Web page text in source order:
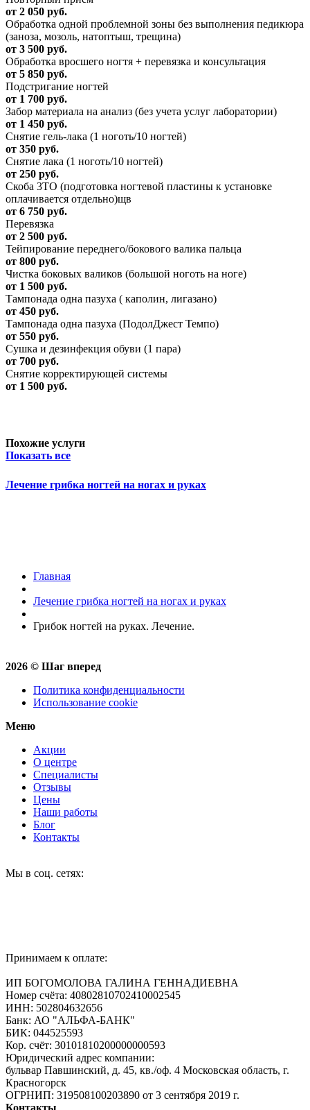
от 2 050 руб.
Обработка одной проблемной зоны без выполнения педикюра
(заноза, мозоль, натоптыш, трещина)
от 3 500 руб.
Обработка вросшего ногтя + перевязка и консультация
от 5 850 руб.
Подстригание ногтей
от 1 700 руб.
Забор материала на анализ (без учета услуг лаборатории)
от 1 450 руб.
Снятие гель-лака (1 ноготь/10 ногтей)
от 350 руб.
Снятие лака (1 ноготь/10 ногтей)
от 250 руб.
Скоба 3ТО (подготовка ногтевой пластины к установке
оплачивается отдельно)щв
от 6 750 руб.
Перевязка
от 2 500 руб.
Тейпирование переднего/бокового валика пальца
от 800 руб.
Чистка боковых валиков (большой ноготь на ноге)
от 1 500 руб.
Тампонада одна пазуха ( каполин, лигазано)
от 450 руб.
Тампонада одна пазуха (ПодолДжест Темпо)
от 550 руб.
Сушка и дезинфекция обуви (1 пара)
от 700 руб.
Снятие корректирующей системы
от 1 500 руб.
Похожие услуги
Показать все
Лечение грибка ногтей на ногах и руках
Главная
Лечение грибка ногтей на ногах и руках
Грибок ногтей на руках. Лечение.
2026 © Шаг вперед
Политика конфиденциальности
Использование cookie
Меню
Акции
О центре
Специалисты
Отзывы
Цены
Наши работы
Блог
Контакты
Мы в соц. сетях:
Принимаем к оплате:
ИП БОГОМОЛОВА ГАЛИНА ГЕННАДИЕВНА
Номер счёта: 40802810702410002545
ИНН: 502804632656
Банк: АО "АЛЬФА-БАНК"
БИК: 044525593
Кор. счёт: 30101810200000000593
Юридический адрес компании:
бульвар Павшинский, д. 45, кв./оф. 4 Московская область, г.
Красногорск
ОГРНИП: 319508100203890 от 3 сентября 2019 г.
Контакты